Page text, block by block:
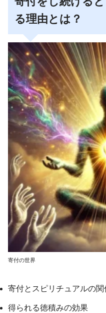
る理由とは？
寄付の世界
寄付とスピリチュアルの関
得られる徳積みの効果